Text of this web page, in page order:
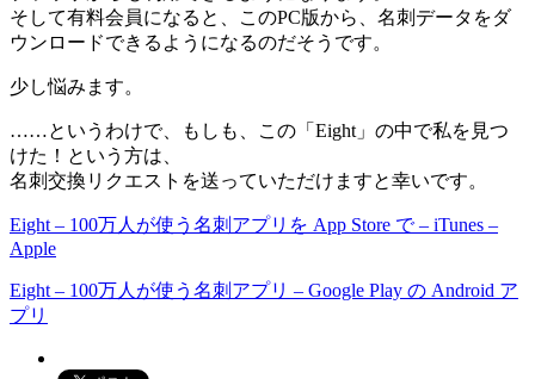
そして有料会員になると、このPC版から、名刺データをダ
ウンロードできるようになるのだそうです。
少し悩みます。
……というわけで、もしも、この「Eight」の中で私を見つ
けた！という方は、
名刺交換リクエストを送っていただけますと幸いです。
Eight – 100万人が使う名刺アプリを App Store で – iTunes –
Apple
Eight – 100万人が使う名刺アプリ – Google Play の Android ア
プリ